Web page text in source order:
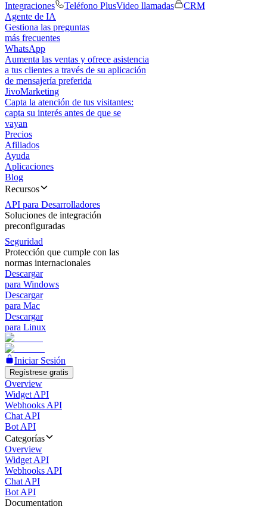
Integraciones
Teléfono PlusVideo llamadas
CRM
Agente de IA
Gestiona las preguntas
más frecuentes
WhatsApp
Aumenta las ventas y ofrece asistencia
a tus clientes a través de su aplicación
de mensajería preferida
JivoMarketing
Capta la atención de tus visitantes:
capta su interés antes de que se
vayan
Precios
Afiliados
Ayuda
Aplicaciones
Blog
Recursos
API para Desarrolladores
Soluciones de integración
preconfiguradas
Seguridad
Protección que cumple con las
normas internacionales
Descargar
para Windows
Descargar
para Mac
Descargar
para Linux
Iniciar Sesión
Regístrese gratis
Overview
Widget API
Webhooks API
Chat API
Bot API
Categorías
Overview
Widget API
Webhooks API
Chat API
Bot API
Documentation